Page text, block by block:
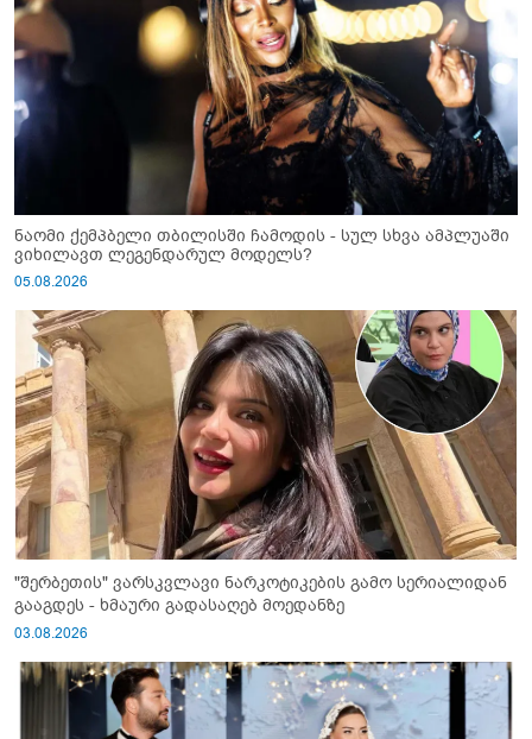
ნაომი ქემპბელი თბილისში ჩამოდის - სულ სხვა ამპლუაში
ვიხილავთ ლეგენდარულ მოდელს?
05.08.2026
"შერბეთის" ვარსკვლავი ნარკოტიკების გამო სერიალიდან
გააგდეს - ხმაური გადასაღებ მოედანზე
03.08.2026